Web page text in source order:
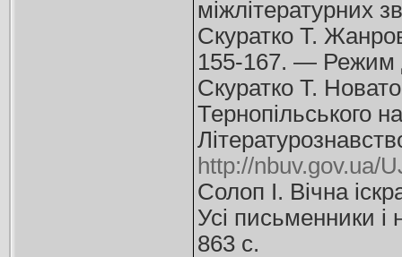
Скуратко Т.
155-167. — Режим
Скуратко Т.
Тернопільського
http://nbuv.gov.ua/
Солоп І. Вічна
Усі письменники
863 с.